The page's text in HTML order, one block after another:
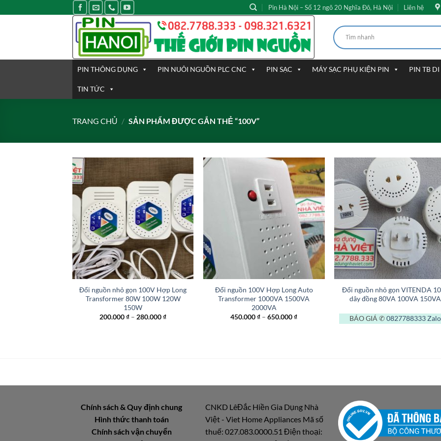
qua
Pin Hà Nội – Số 12 ngõ 20 Nghĩa Đô, Hà Nội Liên hệ
PIN THÔNG DỤNG PIN NUÔI NGUỒN PLC CNC PIN SẠC MÁY SẠC PHỤ KIỆN PIN PIN TB
TIN TỨC
TRANG CHỦ / SẢN PHẨM ĐƯỢC GẮN THẺ “100V”
+
Đổi nguồn nhỏ gọn 100V Hợp Long
Transformer 80W 100W 120W
150W
200.000₫ – 280.000₫Khoảng
+
Đổi nguồn 100V Hợp Long Auto
Transformer 1000VA 1500VA
2000VA
450.000₫ – 650.000₫Khoảng
+
Đổi nguồn nhỏ gọn VITENDA
dây đồng 80VA 100VA 150VA
BÁO GIÁ ✆ 0827788333 Zalo
Chính sách & Quy định chung
Hình thức thanh toán
Chính sách vận chuyển
CNKD LêĐắc Hiền Gia Dụng Nhà
Việt - Viet Home Appliances Mã số
thuế: 027.083.0000.51 Điện thoại: